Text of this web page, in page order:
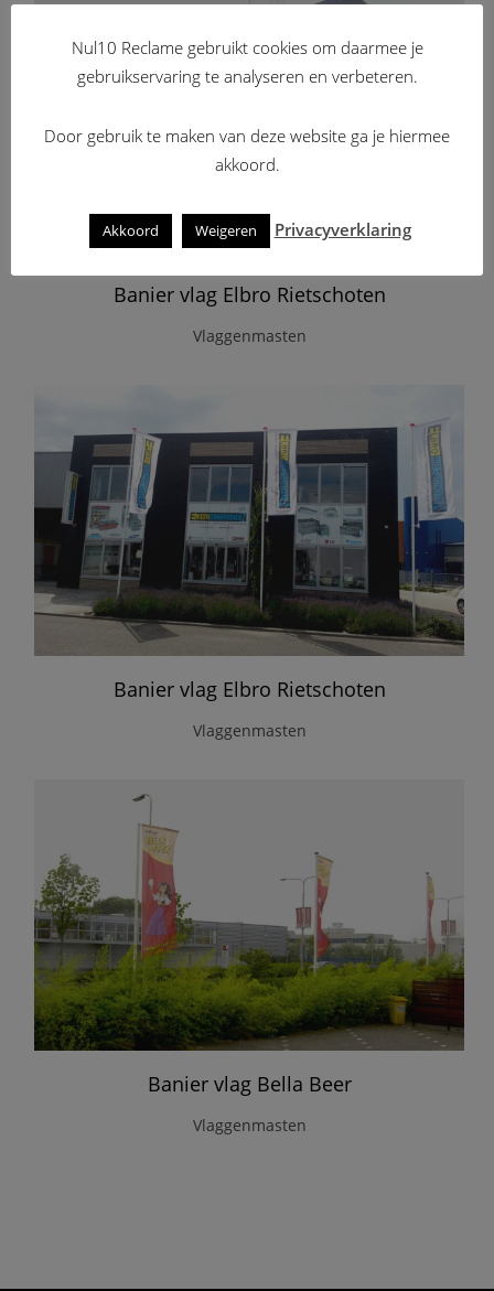
Banier vlag Elbro Rietschoten
Vlaggenmasten
Banier vlag Elbro Rietschoten
Vlaggenmasten
Banier vlag Bella Beer
Vlaggenmasten
Nul10 Reclame gebruikt cookies om daarmee je
gebruikservaring te analyseren en verbeteren.
Door gebruik te maken van deze website ga je hiermee
akkoord.
Akkoord Weigeren Privacyverklaring